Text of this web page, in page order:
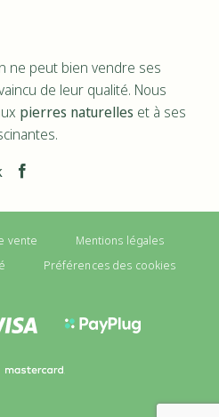
ne peut bien vendre ses
de leur qualité. Nous
pierres naturelles et à ses
vente
Mentions légales
Préférences des cookies